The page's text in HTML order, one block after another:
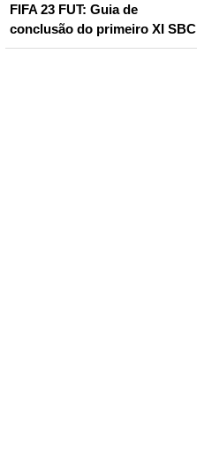
FIFA 23 FUT: Guia de
conclusão do primeiro XI SBC